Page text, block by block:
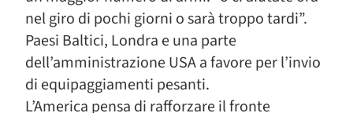
nel giro di pochi giorni o sarà troppo tardi”.
Paesi Baltici, Londra e una parte
dell’amministrazione USA a favore per l’invio
di equipaggiamenti pesanti.
L’America pensa di rafforzare il fronte